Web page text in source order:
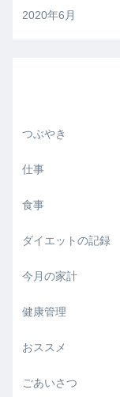
2020年6月
つぶやき
仕事
食事
ダイエットの記録
今月の家計
健康管理
おススメ
ごあいさつ